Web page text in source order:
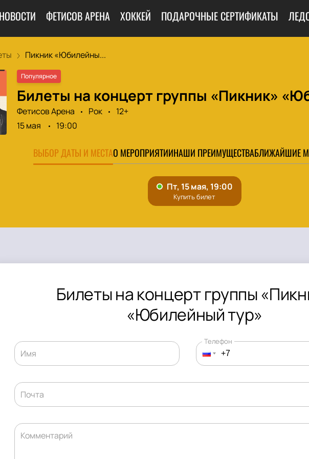
НОВОСТИ ФЕТИСОВ АРЕНА ХОККЕЙ ПОДАРОЧНЫЕ СЕРТИФИКАТЫ
Пикник «Юбилейны...
Популярное
Билеты на концерт группы «Пикник»
Фетисов Арена Рок
12+
15 мая
19:00
ВЫБОР ДАТЫ И МЕСТАО МЕРОПРИЯТИИНАШИ ПРЕИМУЩЕСТВАБЛИЖАЙШИЕ
Билеты на концерт группы
«Юбилейный тур»
Имя
Телефон
Почта
Комментарий